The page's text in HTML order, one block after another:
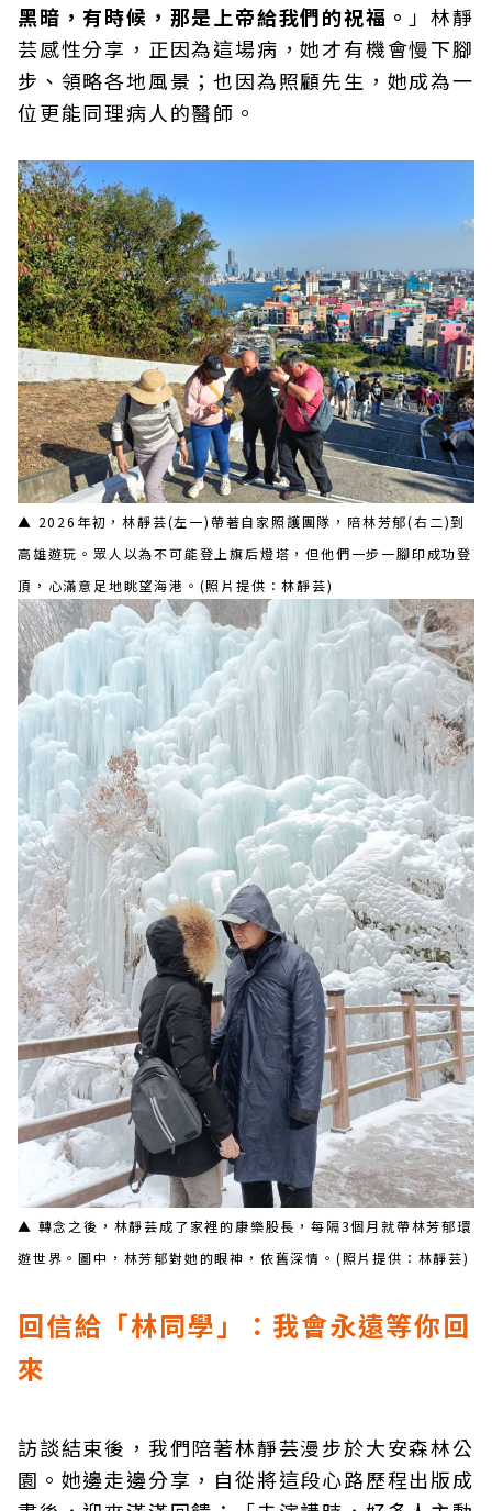
黑暗，有時候，那是上帝給我們的祝福。 」林靜
芸感性分享，正因為這場病，她才有機會慢下腳
步、領略各地風景；也因為照顧先生，她成為一
位更能同理病人的醫師。
▲ 2026年初，林靜芸(左一)帶著自家照護團隊，陪林芳郁(右二)到
高雄遊玩。眾人以為不可能登上旗后燈塔，但他們一步一腳印成功登
頂，心滿意足地眺望海港。(照片提供：林靜芸)
▲ 轉念之後，林靜芸成了家裡的康樂股長，每隔3個月就帶林芳郁環
遊世界。圖中，林芳郁對她的眼神，依舊深情。(照片提供：林靜芸)
回信給「林同學」：我會永遠等你回
來
訪談結束後，我們陪著林靜芸漫步於大安森林公
園。她邊走邊分享，自從將這段心路歷程出版成